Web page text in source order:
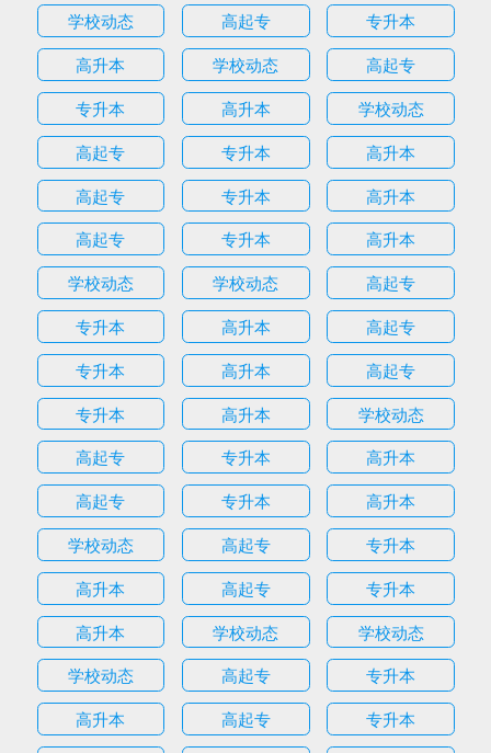
学校动态 高起专
专升本
高升本
学校动态
高起专
专升本
高升本
学校动态
高起专
专升本
高升本
高起专
专升本
高升本
高起专
专升本
高升本
学校动态
学校动态
高起专
专升本
高升本
高起专
专升本
高升本
高起专
专升本
高升本
学校动态
高起专
专升本
高升本
高起专
专升本
高升本
学校动态
高起专
专升本
高升本
高起专
专升本
高升本
学校动态
学校动态
学校动态
高起专
专升本
高升本
高起专
专升本